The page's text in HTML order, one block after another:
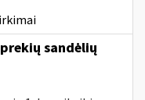
sandėlių